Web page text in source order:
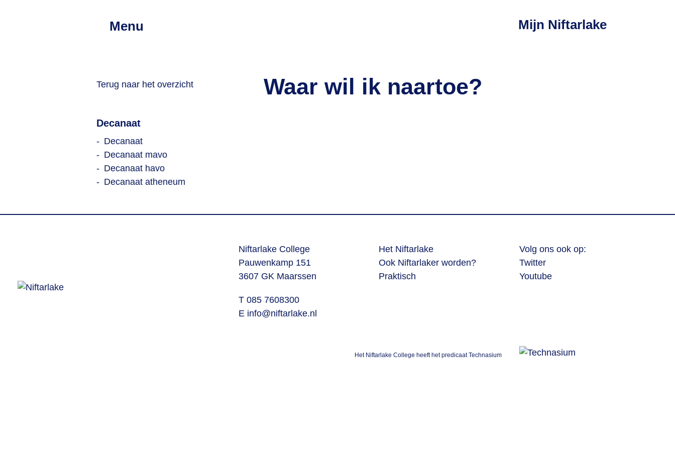
Menu Mijn Niftarlake
Waar wil ik naartoe?
Terug naar het overzicht
Decanaat
Decanaat
Decanaat mavo
Decanaat havo
Decanaat atheneum
Niftarlake College
Pauwenkamp 151
3607 GK Maarssen
T 085 7608300
E info@niftarlake.nl
Het Niftarlake
Ook Niftarlaker worden?
Praktisch
Volg ons ook op:
Twitter
Youtube
Het Niftarlake College heeft het predicaat Technasium